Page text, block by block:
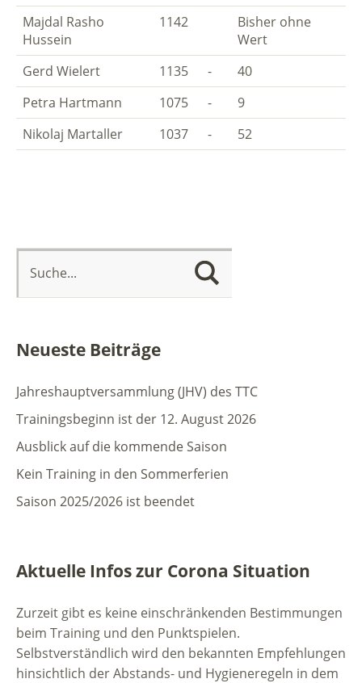
Majdal Rasho
Hussein
1142
Bisher ohne
Wert
Gerd Wielert
1135 -
40
Petra Hartmann
1075 -
9
Nikolaj Martaller
1037 - 52
Neueste Beiträge
Jahreshauptversammlung (JHV) des TTC
Trainingsbeginn ist der 12. August 2026
Ausblick auf die kommende Saison
Kein Training in den Sommerferien
Saison 2025/2026 ist beendet
Aktuelle Infos zur Corona Situation
Zurzeit gibt es keine einschränkenden Bestimmungen
beim Training und den Punktspielen.
Selbstverständlich wird den bekannten Empfehlungen
hinsichtlich der Abstands- und Hygieneregeln in dem